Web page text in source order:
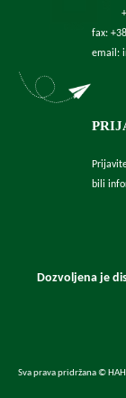
fax:
email:
bili
Dozvoljena je
Sva prava pridržana ©